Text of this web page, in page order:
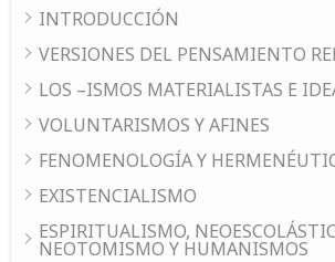
INTRODUCCIÓN
VERSIONES DEL PENSAMIENTO
LOS –ISMOS MATERIALISTAS E
VOLUNTARISMOS Y AFINES
FENOMENOLOGÍA Y
EXISTENCIALISMO
ESPIRITUALISMO,
NEOTOMISMO Y HUMANISMOS